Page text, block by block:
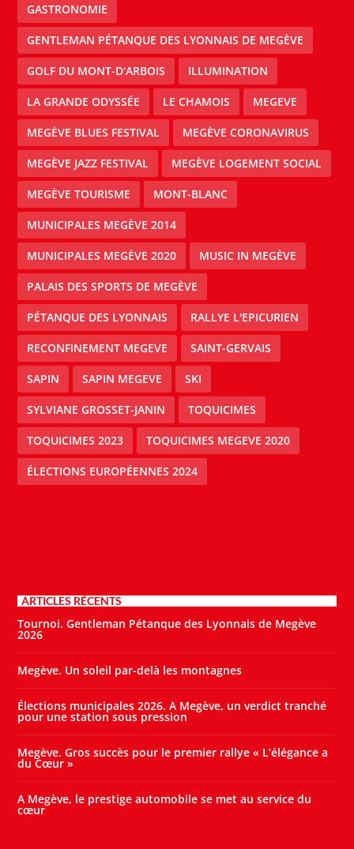
GASTRONOMIE
GENTLEMAN PÉTANQUE DES LYONNAIS DE MEGÈVE
GOLF DU MONT-D'ARBOIS ILLUMINATION
LA GRANDE ODYSSÉE LE CHAMOIS MEGEVE
MEGÈVE BLUES FESTIVAL MEGÈVE CORONAVIRUS
MEGÈVE JAZZ FESTIVAL MEGÈVE LOGEMENT SOCIAL
MEGÈVE TOURISME MONT-BLANC
MUNICIPALES MEGÈVE 2014
MUNICIPALES MEGÈVE 2020 MUSIC IN MEGÈVE
PALAIS DES SPORTS DE MEGÈVE
PÉTANQUE DES LYONNAIS RALLYE L'EPICURIEN
RECONFINEMENT MEGEVE SAINT-GERVAIS
SAPIN SAPIN MEGEVE SKI
SYLVIANE GROSSET-JANIN TOQUICIMES
TOQUICIMES 2023 TOQUICIMES MEGEVE 2020
ÉLECTIONS EUROPÉENNES 2024
ARTICLES RÉCENTS
Tournoi. Gentleman Pétanque des Lyonnais de Megève
2026
Megève. Un soleil par-delà les montagnes
Élections municipales 2026. A Megève, un verdict tranché
pour une station sous pression
Megève. Gros succès pour le premier rallye « L’élégance a
du Cœur »
A Megève, le prestige automobile se met au service du
cœur